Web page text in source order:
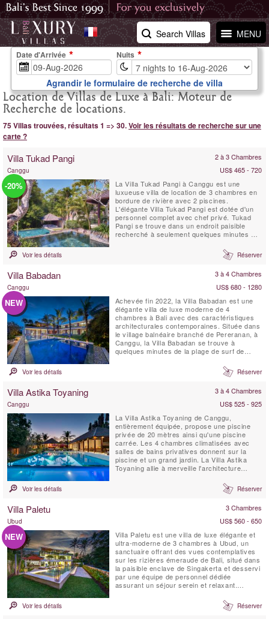
MENU
Search Villas
Location de Villas de Luxe à Bali: Moteur de
Recherche de locations.
75 Villas trouvées, résultats 1 => 30.Voir les résultats de recherche sur une
carte ?
Villa Tukad Pangi 2 à 3 Chambres
Canggu US$ 465 - 720
-20%
La Villa Tukad Pangi à Canggu est une
luxueuse villa de location de 3 chambres en
bordure de rivière avec 2 piscines.
L'élégante Villa Tukad Pangi est dotée d'un
personnel complet avec chef privé. Tukad
Pangi se trouve dans un endroit paisible
recherché à seulement quelques minutes en
mode de Pererenan. La Villa Tukad Pangi,
respectueuse de l'environnement, n'est pas
Voir les détails Réserver
Villa Babadan 3 à 4 Chambres
Canggu US$ 680 - 1280
NEW
Achevée fin 2022, la Villa Babadan est une
élégante villa de luxe moderne de 4
chambres à Bali avec des caractéristiques
architecturales contemporaines. Située dans
le village balnéaire branché de Pereranan, à
Canggu, la Villa Babadan se trouve à
quelques minutes de la plage de surf de
dignes d'un magazine, rehaussés par
beaucoup de lumière naturelle, la Villa
Voir les détails Réserver
Villa Astika Toyaning 3 à 4 Chambres
Canggu
US$ 525 - 925
La Villa Astika Toyaning de Canggu,
entièrement équipée, propose une piscine
privée de 20 mètres ainsi qu'une piscine
carrée. Les 4 chambres climatisées avec
salles de bains privatives donnent sur la
piscine et un grand jardin. La Villa Astika
Toyaning allie à merveille l'architecture
offre la retraite idéale pour les grandes
familles ou les groupes d'amis. Elle se
Voir les détails Réserver
Villa Paletu 3 Chambres
Ubud US$ 560 - 650
NEW
Villa Paletu est une villa de luxe élégante et
ultra-moderne de 3 chambres à Ubud, un
sanctuaire offrant des vues contemplatives
sur les rizières émeraude de Bali, situé dans
la paisible enclave de Singakerta et desservi
par une équipe de personnel dédiée
assurant un séjour serein et relaxant.
distingue par ses grandes baies vitrées et
ses sols en marbre, un lounge avec espace
Voir les détails Réserver
Date d'Arrivée Nuits
Agrandir le formulaire de recherche de villa